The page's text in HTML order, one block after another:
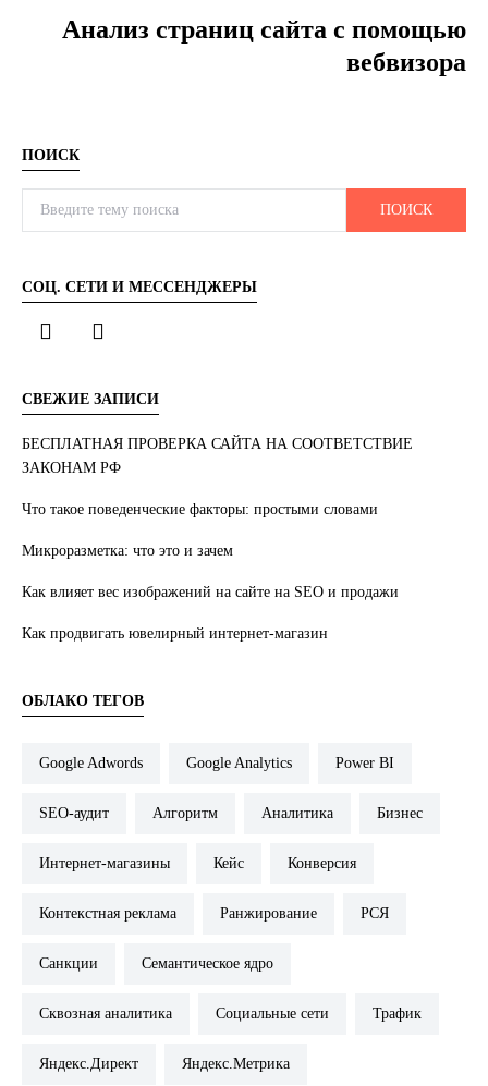
Анализ страниц сайта с помощью
вебвизора
ПОИСК
ПОИСК
СОЦ. СЕТИ И МЕССЕНДЖЕРЫ
СВЕЖИЕ ЗАПИСИ
БЕСПЛАТНАЯ ПРОВЕРКА САЙТА НА СООТВЕТСТВИЕ
ЗАКОНАМ РФ
Что такое поведенческие факторы: простыми словами
Микроразметка: что это и зачем
Как влияет вес изображений на сайте на SEO и продажи
Как продвигать ювелирный интернет-магазин
ОБЛАКО ТЕГОВ
Google Adwords Google Analytics Power BI
SEO-аудит Алгоритм Аналитика Бизнес
Интернет-магазины Кейс Конверсия
Контекстная реклама Ранжирование РСЯ
Санкции Семантическое ядро
Сквозная аналитика Социальные сети Трафик
Яндекс.Директ Яндекс.Метрика